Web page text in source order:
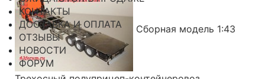
КОНТАКТЫ
ДОСТАВКА И ОПЛАТА
ОТЗЫВЫ
НОВОСТИ
ФОРУМ
Сборная модель 1:43